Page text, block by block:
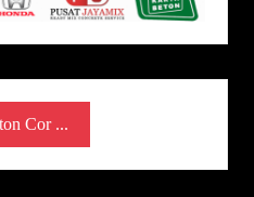
Cor ...